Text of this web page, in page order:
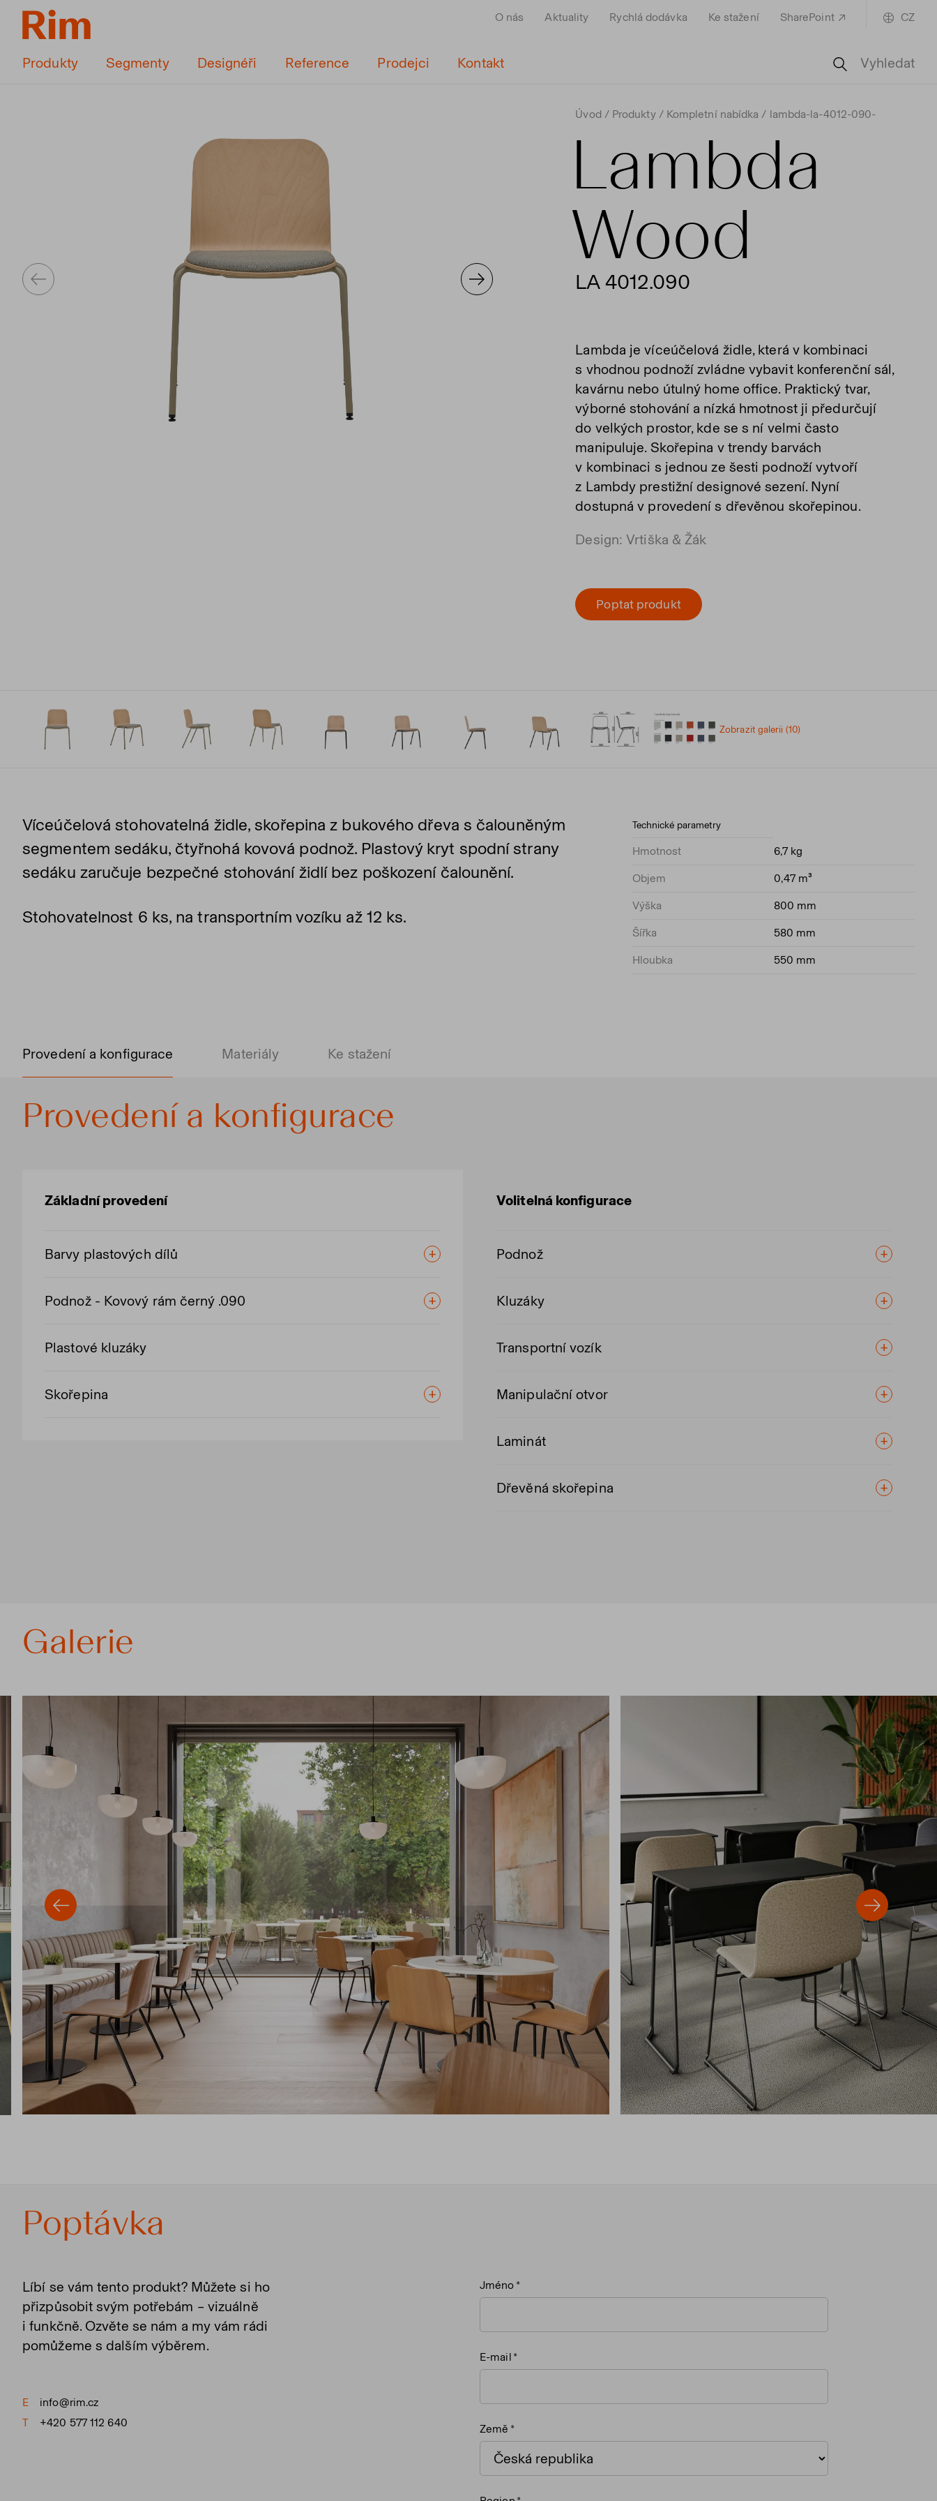
O nás Aktuality Rychlá dodávka Ke stažení SharePoint CZ
Produkty Segmenty Designéři Reference Prodejci Kontakt Vyhledat
Úvod Produkty Kompletní nabídka lambda-la-4012-090-
Lambda
Wood
LA 4012.090
Lambda je víceúčelová židle, která v kombinaci
s vhodnou podnoží zvládne vybavit konferenční sál,
kavárnu nebo útulný home office. Praktický tvar,
výborné stohování a nízká hmotnost ji předurčují
do velkých prostor, kde se s ní velmi často
manipuluje. Skořepina v trendy barvách
v kombinaci s jednou ze šesti podnoží vytvoří
z Lambdy prestižní designové sezení. Nyní
dostupná v provedení s dřevěnou skořepinou.
Design: Vrtiška & Žák
Poptat produkt
Zobrazit galerii (10)
Víceúčelová stohovatelná židle, skořepina z bukového dřeva s čalouněným
segmentem sedáku, čtyřnohá kovová podnož. Plastový kryt spodní strany
sedáku zaručuje bezpečné stohování židlí bez poškození čalounění.
Stohovatelnost 6 ks, na transportním vozíku až 12 ks.
Technické parametry
Hmotnost 6,7 kg
Objem 0,47 m³
Výška 800 mm
Šířka 580 mm
Hloubka 550 mm
Provedení a konfigurace Materiály Ke stažení
Provedení a konfigurace
Základní provedení
Barvy plastových dílů
Podnož - Kovový rám černý .090
Plastové kluzáky
Skořepina
Volitelná konfigurace
Podnož
Kluzáky
Transportní vozík
Manipulační otvor
Laminát
Dřevěná skořepina
Galerie
Poptávka
Líbí se vám tento produkt? Můžete si ho
přizpůsobit svým potřebám – vizuálně
i funkčně. Ozvěte se nám a my vám rádi
pomůžeme s dalším výběrem.
E
info@rim.cz
T
+420 577 112 640
Jméno
E-mail
Země